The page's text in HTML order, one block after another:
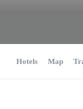
Hotels Map